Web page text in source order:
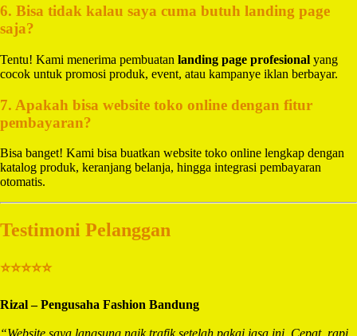
6. Bisa tidak kalau saya cuma butuh landing page
saja?
Tentu! Kami menerima pembuatan landing page profesional yang
cocok untuk promosi produk, event, atau kampanye iklan berbayar.
7. Apakah bisa website toko online dengan fitur
pembayaran?
Bisa banget! Kami bisa buatkan website toko online lengkap dengan
katalog produk, keranjang belanja, hingga integrasi pembayaran
otomatis.
Testimoni Pelanggan
⭐⭐⭐⭐⭐
Rizal – Pengusaha Fashion Bandung
“Website saya langsung naik trafik setelah pakai jasa ini. Cepat, rapi,